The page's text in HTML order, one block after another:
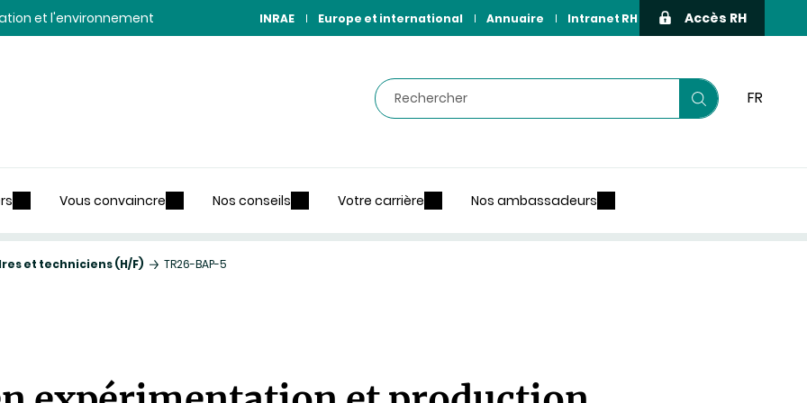
et l'environnement INRAE Europe et international Annuaire Intranet RH Accès RH
Rechercher
Lancer
FR
Vous convaincre Nos conseils Votre carrière Nos ambassadeurs
et techniciens (H/F) TR26-BAP-5